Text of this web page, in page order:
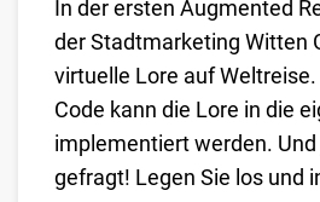
In der ersten Augmented
der Stadtmarketing Witten
virtuelle Lore auf Weltreise.
Code kann die Lore in die
implementiert werden.
gefragt! Legen Sie los und